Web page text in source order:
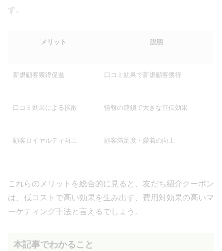
す。
メリット 説明
新規顧客獲得促進 口コミ効果で新規顧客獲得
口コミ効果による拡散 情報の連鎖で大きな宣伝効果
顧客ロイヤルティ向上 顧客満足度・愛着の向上
これらのメリットを総合的に見ると、友だち紹介クーポン
は、低コストで高い効果を生み出す、費用対効果の高いマ
ーケティング手法と言えるでしょう。
本記事でわかること